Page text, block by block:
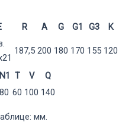
R A G G1 G3 K
187,5 200 180 170 155 120
N1 T V
Q
80 60 100 140
мм.